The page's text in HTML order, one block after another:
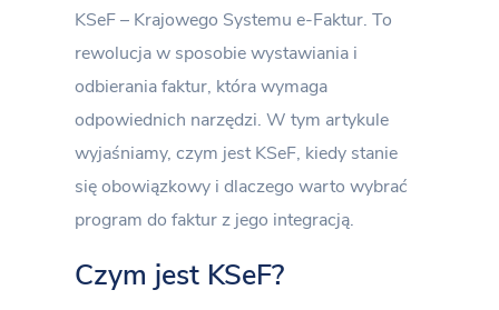
KSeF – Krajowego Systemu e-Faktur. To
rewolucja w sposobie wystawiania i
odbierania faktur, która wymaga
odpowiednich narzędzi. W tym artykule
wyjaśniamy, czym jest KSeF, kiedy stanie
się obowiązkowy i dlaczego warto wybrać
program do faktur z jego integracją.
Czym jest KSeF?